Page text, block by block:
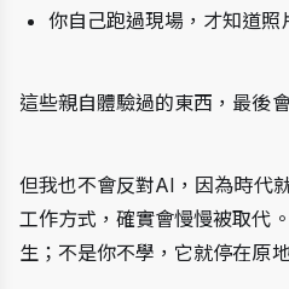
你自己跑過現場，才知道照
這些親自體驗過的東西，最後
但我也不會反對AI，因為時代
工作方式，確實會慢慢被取代
生；不是你不學，它就停在原